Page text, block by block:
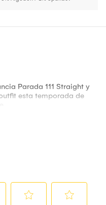
Parada 111 Straight y
esta temporada de